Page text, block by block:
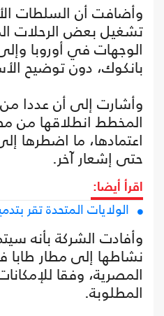
وأضافت أن السلطات
تشغيل بعض الرحلات
الوجهات في أوروبا
بانكوك، دون توضيح
وأشارت إلى أن عددا
المخطط انطلاقها من
اعتمادها، ما اضطرها
حتى إشعار آخر.
اقرأ أيضا:
الولايات المتحدة تقر
وأفادت الشركة بأنه
نشاطها إلى مطار طابا
المصرية، وفقا
المطلوبة.